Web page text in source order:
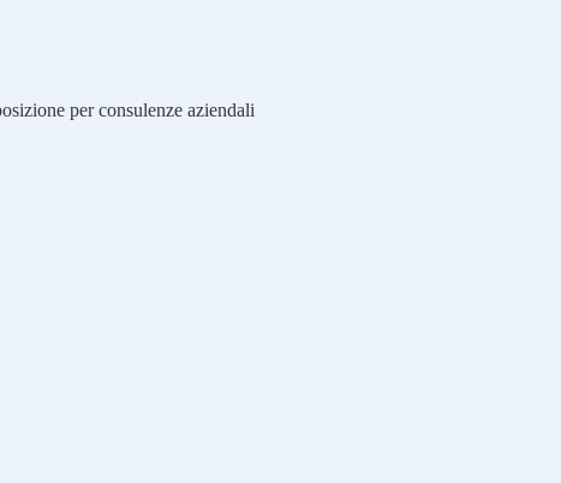
per consulenze aziendali